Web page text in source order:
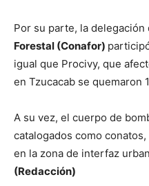
Por su parte, la delegación
Forestal (Conafor)
igual que Procivy, que
en Tzucacab se quemaron
A su vez, el cuerpo de
catalogados como
en la zona de interfaz
(Redacción)